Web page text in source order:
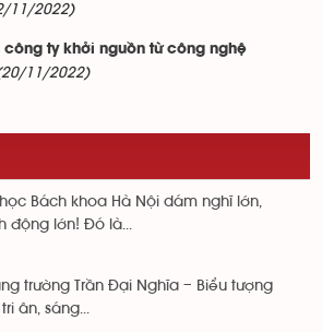
11/2022)
công ty khởi nguồn từ công nghệ
11/2022)
Bách khoa Hà Nội dám nghĩ lớn,
động lớn! Đó là...
trường Trần Đại Nghĩa – Biểu tượng
ân, sáng...